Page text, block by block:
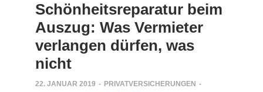
Schönheitsreparatur beim
Auszug: Was Vermieter
verlangen dürfen, was
nicht
22. JANUAR 2019 - PRIVATVERSICHERUNGEN -